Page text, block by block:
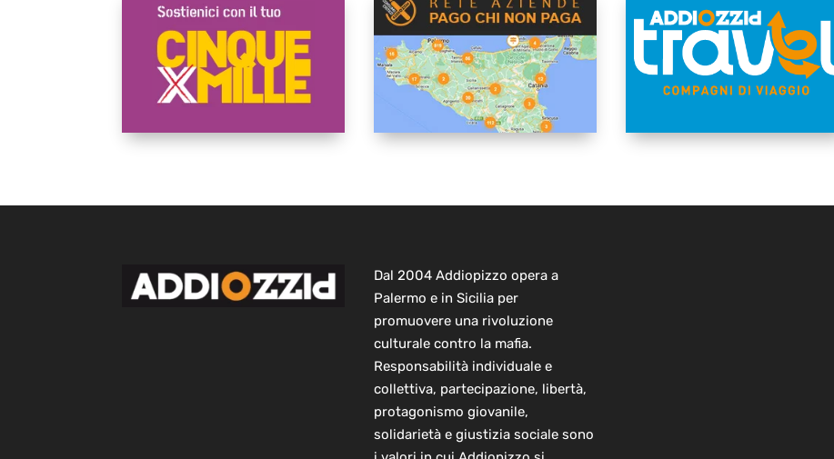
Dal 2004 Addiopizzo opera a
Palermo e in Sicilia per
promuovere una rivoluzione
culturale contro la mafia.
Responsabilità individuale e
collettiva, partecipazione, libertà,
protagonismo giovanile,
solidarietà e giustizia sociale sono